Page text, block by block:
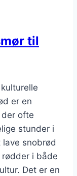
til
er en
ofte
stunder i
snobrød
rødder i både
Det er en